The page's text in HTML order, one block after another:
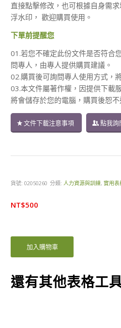
直接點擊修改，也可根據自身需
浮水印， 歡迎購買使用。
下單前提醒您
01.若您不確定此份文件是否符合
問專人，由專人提供購買建議。
02.購買後可詢問專人使用方式，
03.本文件屬著作權，因提供下載
將會儲存於您的電腦，購買後恕不
文件下載注意事項 點我詢
貨號: 02050260 分類:人力資源與訓練,實用
NT$500
加入購物車
還有其他表格工